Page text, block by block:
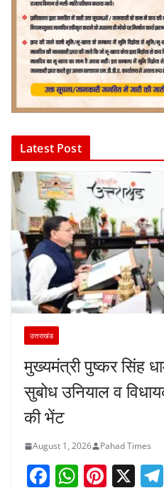
Latest Post
उत्तराखंड
मुख्यमंत्री पुष्कर सिंह
सुबोध उनियाल व
की भेंट
August 1, 2026 Pahad Times
F W Pi X